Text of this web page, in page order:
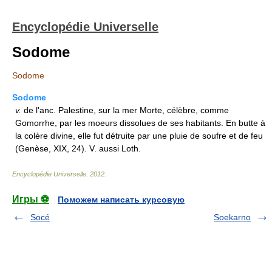
Encyclopédie Universelle
Sodome
Sodome
Sodome
v. de l'anc. Palestine, sur la mer Morte, célèbre, comme
Gomorrhe, par les moeurs dissolues de ses habitants. En butte à
la colère divine, elle fut détruite par une pluie de soufre et de feu
(Genèse, XIX, 24). V. aussi Loth.
Encyclopédie Universelle 2012
Игры ⚽
Поможем написать курсовую
Socé
Soekarno